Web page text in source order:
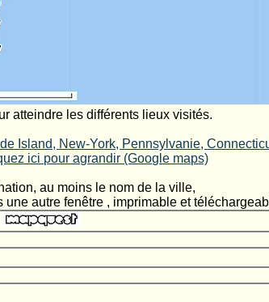
atteindre les différents lieux visités.
Island, New-York, Pennsylvanie,
ici pour agrandir (Google maps)
au moins le nom de la ville,
autre fenêtre , imprimable et